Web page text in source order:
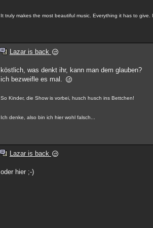
It truly makes the most beautiful music. Everything it has to
Lazar is back
köstlich, was denkt ihr, kann man dem glauben?
ich bezweifle es mal.
So Kinder, die Show is vorbei, husch husch ins Bettchen!
Ich denke, also bin ich hier wohl falsch...
Lazar is back
oder hier ;-)